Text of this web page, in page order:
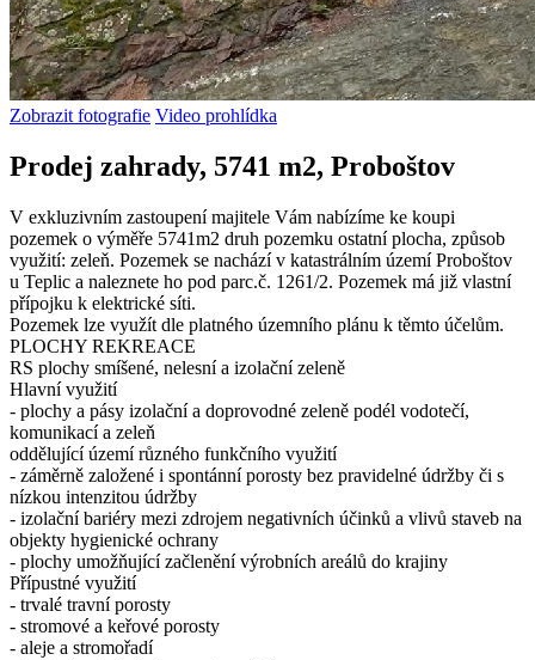
Zobrazit fotografie Video prohlídka
Prodej zahrady, 5741 m2, Proboštov
V exkluzivním zastoupení majitele Vám nabízíme ke koupi
pozemek o výměře 5741m2 druh pozemku ostatní plocha, způsob
využití: zeleň. Pozemek se nachází v katastrálním území Proboštov
u Teplic a naleznete ho pod parc.č. 1261/2. Pozemek má již vlastní
přípojku k elektrické síti.
Pozemek lze využít dle platného územního plánu k těmto účelům.
PLOCHY REKREACE
RS plochy smíšené, nelesní a izolační zeleně
Hlavní využití
- plochy a pásy izolační a doprovodné zeleně podél vodotečí,
komunikací a zeleň
oddělující území různého funkčního využití
- záměrně založené i spontánní porosty bez pravidelné údržby či s
nízkou intenzitou údržby
- izolační bariéry mezi zdrojem negativních účinků a vlivů staveb na
objekty hygienické ochrany
- plochy umožňující začlenění výrobních areálů do krajiny
Přípustné využití
- trvalé travní porosty
- stromové a keřové porosty
- aleje a stromořadí